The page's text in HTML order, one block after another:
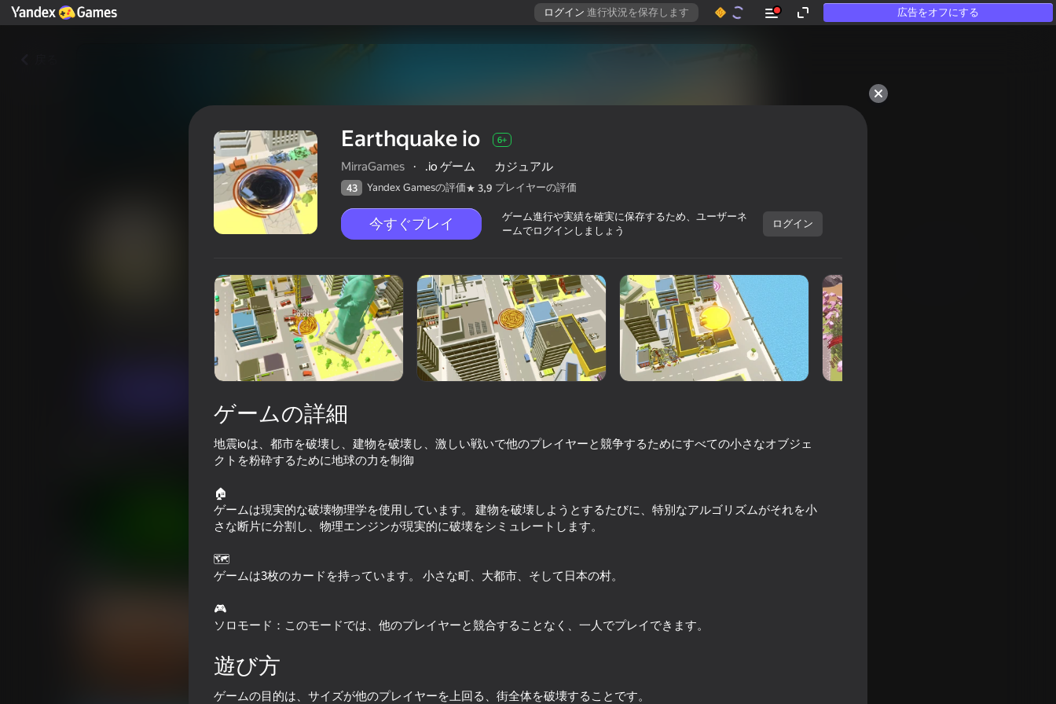
ログイン 進行状況を保存します 広告をオフにする
50以上のトップゲーム。
Earthquake io
Yandex Gamesの評価 3,9 プレイヤーの評価 6+
カジュアル MirraGames
カップに入る Golf Mini Flappy Dunk: Sink It!
Earthquake io 6+
MirraGames · .io ゲーム カジュアル
43 Yandex Gamesの評価 3,9 プレイヤーの評価
今すぐプレイ
ゲーム進行や実績を確実に保存するため、ユーザーネ
ームでログインしましょう
ログイン
ゲームの詳細
地震ioは、都市を破壊し、建物を破壊し、激しい戦いで他のプレイヤーと競争するためにすべての小さなオブジェ
クトを粉砕するために地球の力を制御
🏠
ゲームは現実的な破壊物理学を使用しています。 建物を破壊しようとするたびに、特別なアルゴリズムがそれを小
さな断片に分割し、物理エンジンが現実的に破壊をシミュレートします。
🗺️
ゲームは3枚のカードを持っています。 小さな町、大都市、そして日本の村。
🎮
ソロモード：このモードでは、他のプレイヤーと競合することなく、一人でプレイできます。
遊び方
ゲームの目的は、サイズが他のプレイヤーを上回る、街全体を破壊することです。